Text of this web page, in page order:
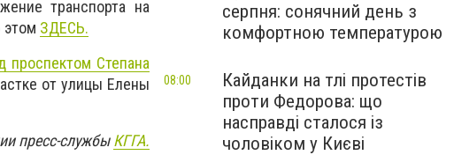
транспорта на
этом ЗДЕСЬ.
проспектом Степана
от улицы Елены
пресс-службыКГГА.
серпня: сонячний день з
комфортною температурою
Кайданки на тлі протестів
проти Федорова: що
насправді сталося із
чоловіком у Києві
08:00